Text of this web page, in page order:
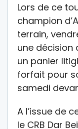
Lors de ce
champion
terrain,
une décision
un panier
forfait pour
samedi
A l’issue de
le CRB Dar